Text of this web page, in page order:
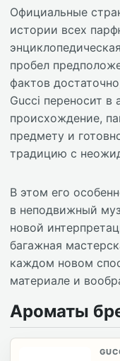
Официальные
истории всех
пробел
фактов
Gucci переносит
происхождение,
предмету и
традицию с
В этом его
в неподвижный
новой
багажная
каждом новом
материале и
Ароматы